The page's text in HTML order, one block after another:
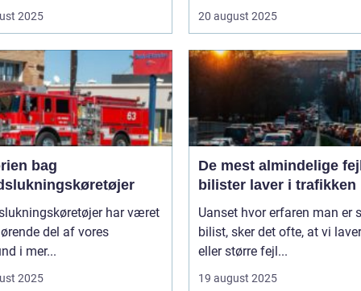
2025 20 august 2025
bag
har været
del af vores
i mer...
2025
De mest almindelige
bilister laver i trafikken
Uanset hvor erfaren man er
bilist, sker det ofte, at vi
eller større fejl...
19 august 2025